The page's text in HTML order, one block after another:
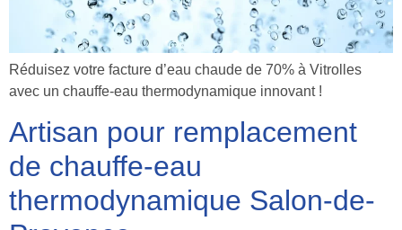
Réduisez votre facture d’eau chaude de 70% à Vitrolles
avec un chauffe-eau thermodynamique innovant !
Artisan pour remplacement
de chauffe-eau
thermodynamique Salon-de-